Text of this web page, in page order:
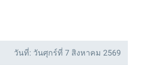
วันที่: วันศุกร์ที่ 7 สิงหาคม 2569